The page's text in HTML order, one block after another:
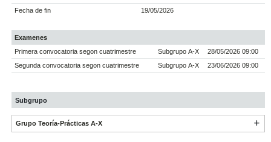
Fecha de fin
19/05/2026
Examenes
Primera convocatoria segon cuatrimestre
Subgrupo A-X
28/05/2026 09:00
Segunda convocatoria segon cuatrimestre
Subgrupo A-X 23/06/2026 09:00
Subgrupo
Grupo Teoría-Prácticas A-X